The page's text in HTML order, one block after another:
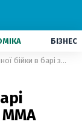
БІЗНЕС
Під час нічної бійки в барі загинув відомий боєць ММА
ММА